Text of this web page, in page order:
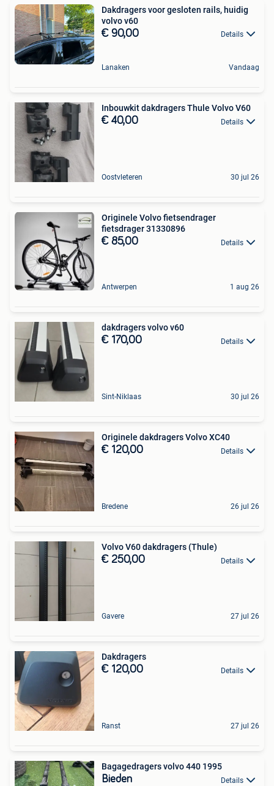
Dakdragers voor gesloten rails, huidig
volvo v60
€ 90,00 Details
Lanaken Vandaag
Inbouwkit dakdragers Thule Volvo V60
€ 40,00 Details
Oostvleteren 30 jul 26
Originele Volvo fietsendrager
fietsdrager 31330896
€ 85,00 Details
Antwerpen 1 aug 26
dakdragers volvo v60
€ 170,00 Details
Sint-Niklaas 30 jul 26
Originele dakdragers Volvo XC40
€ 120,00 Details
Bredene 26 jul 26
Volvo V60 dakdragers (Thule)
€ 250,00 Details
Gavere 27 jul 26
Dakdragers
€ 120,00 Details
Ranst 27 jul 26
Bagagedragers volvo 440 1995
Bieden Details